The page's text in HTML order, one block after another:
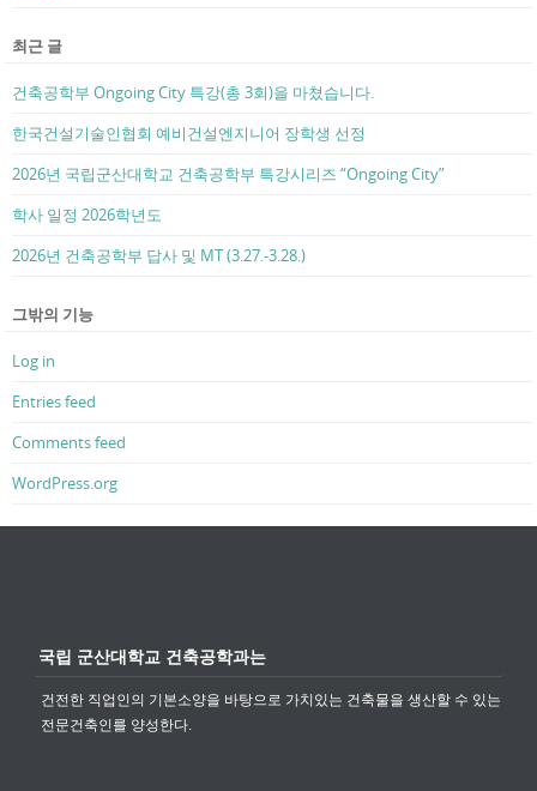
최근 글
건축공학부 Ongoing City 특강(총 3회)을 마쳤습니다.
한국건설기술인협회 예비건설엔지니어 장학생 선정
2026년 국립군산대학교 건축공학부 특강시리즈 “Ongoing City”
학사 일정 2026학년도
2026년 건축공학부 답사 및 MT (3.27.-3.28.)
그밖의 기능
Log in
Entries feed
Comments feed
WordPress.org
국립 군산대학교 건축공학과는
건전한 직업인의 기본소양을 바탕으로 가치있는 건축물을 생산할 수 있는
전문건축인를 양성한다.